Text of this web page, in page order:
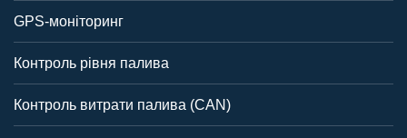
GPS-моніторинг
Контроль рівня палива
Контроль витрати палива (CAN)